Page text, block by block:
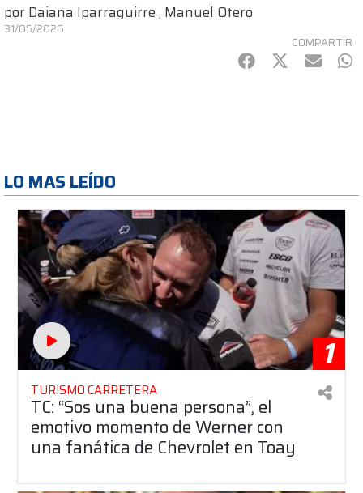
por Daiana Iparraguirre, Manuel Otero
31/05/2026
COMPARTIR
Facebook
Twitter
mail
LO MAS LEÍDO
1
TURISMO CARRETERA
TC: “Sos una buena persona”, el
emotivo momento de Werner con
una fanática de Chevrolet en Toay